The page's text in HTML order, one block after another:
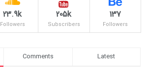
137
Followers
205k
Subscribers
23.9k
Followers
Comments Latest